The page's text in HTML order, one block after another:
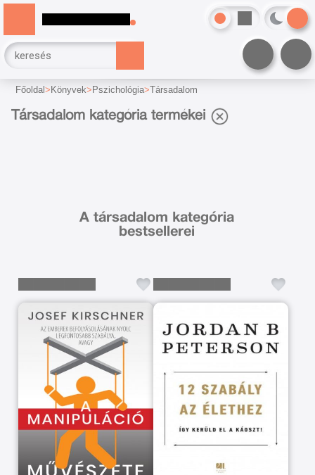
Főoldal Könyvek Pszichológia Társadalom
Társadalom kategória termékei
A társadalom kategória
bestsellerei